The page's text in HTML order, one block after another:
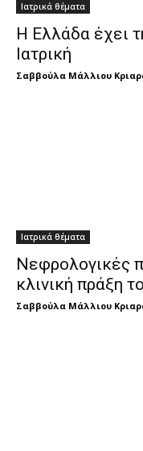
Ιατρικά θέματα
Η Ελλάδα έχει
Ιατρική
Σαββούλα Μάλλιου
Ιατρικά θέματα
Νεφρολογικές
κλινική πράξη
Σαββούλα Μάλλιου